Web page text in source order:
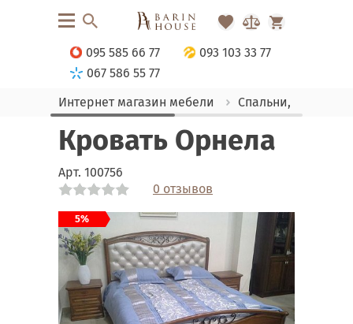
095 585 66 77
093 103 33 77
067 586 55 77
Интернет магазин мебели
Спальни, Кровати
Кровать Орнела
Арт. 100756
0 отзывов
5%
Link
Link
Link
Link
Link
Link
Link
Link
Link
Link
Link
Link
Link
Link